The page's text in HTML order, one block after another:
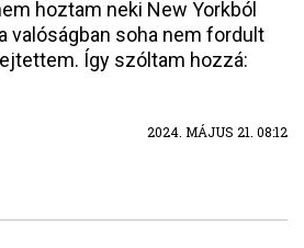
hoztam neki New Yorkból
valóságban soha nem fordult
Így szóltam hozzá:
2024. MÁJUS 21. 08:12